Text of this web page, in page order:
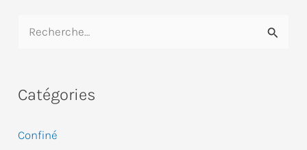
h
r
Catégories
Confiné